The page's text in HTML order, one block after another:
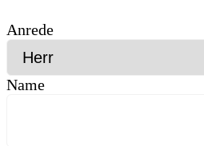
Anrede
Name